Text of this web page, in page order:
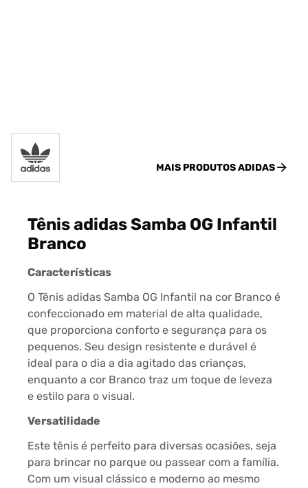
MAIS PRODUTOSADIDAS
Tênis adidas Samba OG Infantil
Branco
Características
O Tênis adidas Samba OG Infantil na cor Branco é
confeccionado em material de alta qualidade,
que proporciona conforto e segurança para os
pequenos. Seu design resistente e durável é
ideal para o dia a dia agitado das crianças,
enquanto a cor Branco traz um toque de leveza
e estilo para o visual.
Versatilidade
Este tênis é perfeito para diversas ocasiões, seja
para brincar no parque ou passear com a família.
Com um visual clássico e moderno ao mesmo